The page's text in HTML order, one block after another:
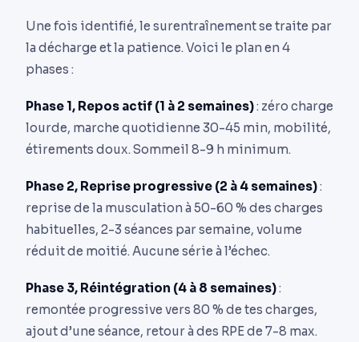
Une fois identifié, le surentraînement se traite par
la décharge et la patience. Voici le plan en 4
phases :
Phase 1, Repos actif (1 à 2 semaines): zéro charge
lourde, marche quotidienne 30-45 min, mobilité,
étirements doux. Sommeil 8-9 h minimum.
Phase 2, Reprise progressive (2 à 4 semaines):
reprise de la musculation à 50-60 % des charges
habituelles, 2-3 séances par semaine, volume
réduit de moitié. Aucune série à l’échec.
Phase 3, Réintégration (4 à 8 semaines):
remontée progressive vers 80 % de tes charges,
ajout d’une séance, retour à des RPE de 7-8 max.